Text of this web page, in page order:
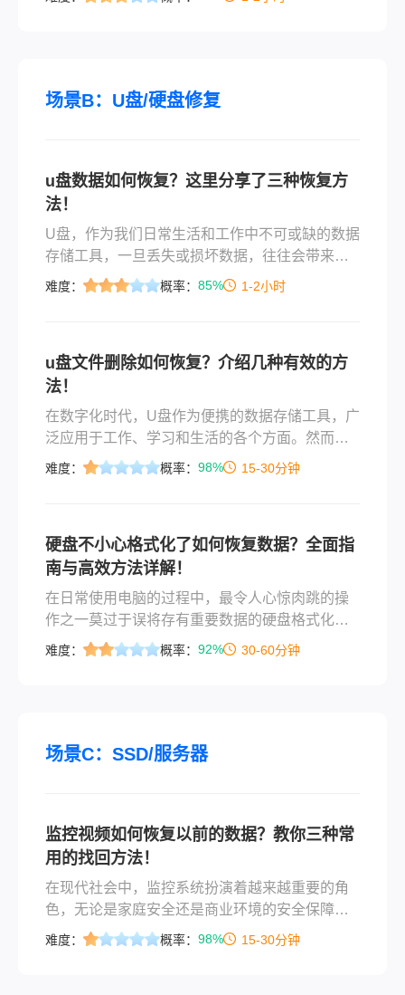
场景B：U盘/硬盘修复
u盘数据如何恢复？这里分享了三种恢复方
法！
​U盘，作为我们日常生活和工作中不可或缺的数据
存储工具，一旦丢失或损坏数据，往往会带来不
小的困扰。那么u盘数据如何恢复呢？不过，别
难度： 概率： 85% 1-2小时
u盘文件删除如何恢复？介绍几种有效的方
法！
在数字化时代，U盘作为便携的数据存储工具，广
泛应用于工作、学习和生活的各个方面。然而，
由于操作不慎或误触，我们有时会不小心将U盘中
文将为您提供一份详尽的U盘文件恢复指南，帮助
您找回那些珍贵的数据。
难度： 概率： 98% 15-30分钟
硬盘不小心格式化了如何恢复数据？全面指
南与高效方法详解！
在日常使用电脑的过程中，最令人心惊肉跳的操
作之一莫过于误将存有重要数据的硬盘格式化
了。无论是由于系统重装时的盘符选择错误，还
籍，内容还在，只是系统找不到它们了。那么硬
点，助您最大可能地找回宝贵数据。
难度： 概率： 92% 30-60分钟
场景C：SSD/服务器
监控视频如何恢复以前的数据？教你三种常
用的找回方法！
在现代社会中，监控系统扮演着越来越重要的角
色，无论是家庭安全还是商业环境的安全保障。
然而，随着技术的进步和使用频率的增加，监控
难度： 概率： 98% 15-30分钟